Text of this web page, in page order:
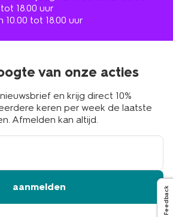
18.00 uur
tot 18.00 uur
van onze acties
en krijg direct 10%
keren per week de laatste
Afmelden kan altijd.
aanmelden Feedback